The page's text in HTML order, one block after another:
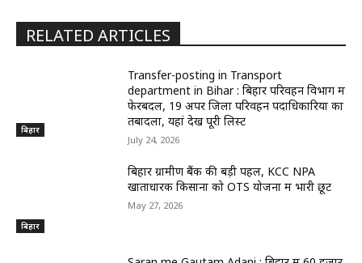
RELATED ARTICLES
बिहार
Transfer-posting in Transport
department in Bihar : बिहार परिवहन विभाग में
फेरबदल, 19 अपर जिला परिवहन पदाधिकारियों का
तबादला, यहां देखें पूरी लिस्ट
July 24, 2026
बिहार
बिहार ग्रामीण बैंक की बड़ी पहल, KCC NPA
खाताधारक किसानों को OTS योजना में भारी छूट
May 27, 2026